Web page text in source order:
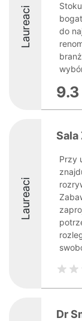
Laureaci
do
9.3
Laureaci
Sala
Przy
Dr